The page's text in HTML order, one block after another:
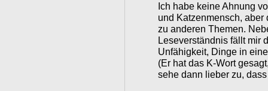
Ich habe keine Ahnung
und Katzenmensch,
zu anderen Themen.
Leseverständnis fällt mir
Unfähigkeit, Dinge in
(Er hat das K-Wort
sehe dann lieber zu,